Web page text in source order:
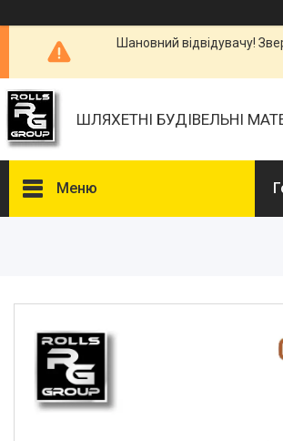
Шановний відвідувачу!
ШЛЯХЕТНІ БУДІВЕЛЬНІ
Меню
Новини
Статті